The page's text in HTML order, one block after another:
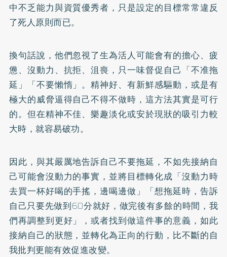
中不乏能力與資質優秀者，只是設定的目標常常違反
了死人原則而已。
換句話說，他們忽視了生為活人可能會有的擔心、疲
憊、沒動力、抗拒、沮喪，只一味督促自己「不准拖
延」「不要懶惰」。精神好、有新鮮感驅動，或是有
極大的威脅逼得自己不得不做時，這方法其實是可行
的。但在精神不佳、樂趣淡化或安於現狀的吸引力較
大時，就容易破功。
因此，與其嚴厲地告訴自己不要拖延，不如先接納自
己可能會沒動力的事實，並將目標轉化成「沒動力時
去買一杯好喝的手搖，邊喝邊做」「想拖延時，告訴
自己只要先做到60分就好，做完後有多餘的時間，我
們再調整到更好」，或者找到做這件事的意義，如此
接納自己的狀態，並轉化為正向的行動，比不斷的自
我批判更能有效促進改變。